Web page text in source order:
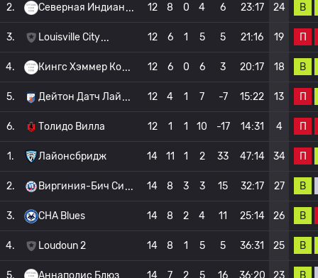
2. Северная Индиан 12 8 0 4 6 23:17 24 В
3. Louisville City 12 6 1 5 5 21:16 19 П
4. Кингс Хэммер Ко 12 6 0 6 3 20:17 18 В
5. Дейтон Датч Лай 12 4 1 7 -7 15:22 13 П
6. Толидо Вилла 12 1 1 10 -17 14:31 4 П
1. Лайонсбридж 14 11 1 2 33 47:14 34 П
2. Виргиния-Бич Си 14 8 3 3 15 32:17 27 В
3. CHA Blues 14 8 2 4 11 25:14 26 В
4. Loudoun 2 14 8 1 5 5 36:31 25 В
5. Аннаполис Блюз 14 7 2 5 16 36:20 23 В